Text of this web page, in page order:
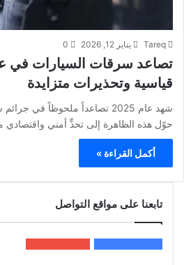
Tareq يناير 12, 2026 0
قياسية وتحذيرات متزايدة
شهد عام 2025 تصاعداً ملحوظاً في
حوّل هذه الظاهرة إلى تحدٍّ أمني واقتصادي
أكمل القراءة »
تابعنا على مواقع التواصل